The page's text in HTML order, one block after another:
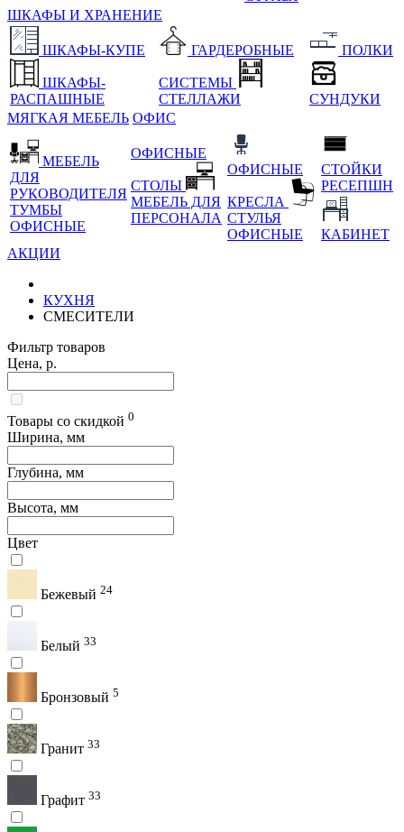
ШКАФЫ И ХРАНЕНИЕ
ШКАФЫ-КУПЕ
ШКАФЫ-
РАСПАШНЫЕ
ГАРДЕРОБНЫЕ
СИСТЕМЫ
СТЕЛЛАЖИ
ПОЛКИ
СУНДУКИ
МЯГКАЯ МЕБЕЛЬ ОФИС
МЕБЕЛЬ
ДЛЯ
РУКОВОДИТЕЛЯ
ТУМБЫ
ОФИСНЫЕ
ОФИСНЫЕ
СТОЛЫ
МЕБЕЛЬ ДЛЯ
ПЕРСОНАЛА
ОФИСНЫЕ
КРЕСЛА
СТУЛЬЯ
ОФИСНЫЕ
СТОЙКИ
РЕСЕПШН
КАБИНЕТ
АКЦИИ
КУХНЯ
СМЕСИТЕЛИ
Фильтр товаров
Цена, р.
Товары со скидкой 0
Ширина, мм
Глубина, мм
Высота, мм
Цвет
Бежевый 24
Белый 33
Бронзовый 5
Гранит 33
Графит 33